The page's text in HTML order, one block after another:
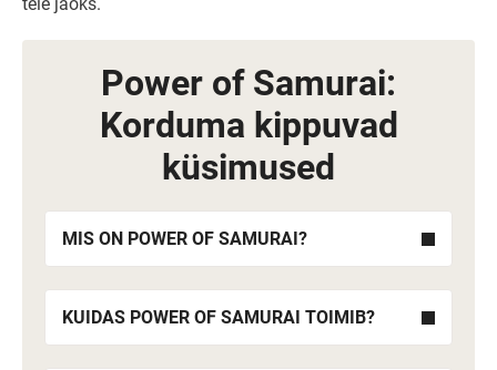
Power of Samurai:
Korduma kippuvad
küsimused
MIS ON POWER OF SAMURAI?
KUIDAS POWER OF SAMURAI TOIMIB?